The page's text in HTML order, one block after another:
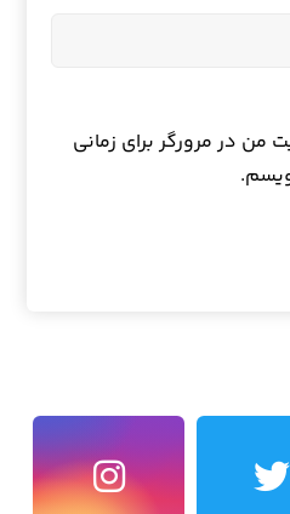
من در مرورگر برای زمانی